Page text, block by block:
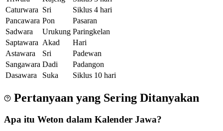
Caturwara Sri
Siklus 4 hari
Pancawara Pon
Pasaran
Sadwara
Urukung Paringkelan
Saptawara Akad
Hari
Astawara
Sri
Padewan
Sangawara Dadi
Padangon
Dasawara
Suka Siklus 10 hari
Pertanyaan yang Sering Ditanyakan
Apa itu Weton dalam Kalender Jawa?